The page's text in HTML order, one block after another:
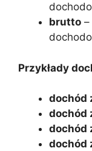
brutto
Przykłady
dochód
dochód
dochód
dochód